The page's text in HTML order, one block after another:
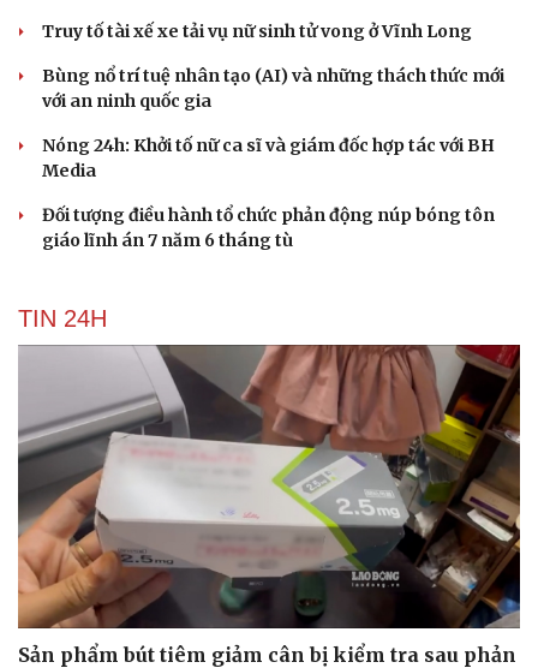
Truy tố tài xế xe tải vụ nữ sinh tử vong ở Vĩnh Long
Bùng nổ trí tuệ nhân tạo (AI) và những thách thức mới
với an ninh quốc gia
Nóng 24h: Khởi tố nữ ca sĩ và giám đốc hợp tác với BH
Media
Đối tượng điều hành tổ chức phản động núp bóng tôn
giáo lĩnh án 7 năm 6 tháng tù
TIN 24H
Sản phẩm bút tiêm giảm cân bị kiểm tra sau phản